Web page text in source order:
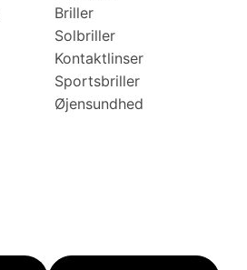
Briller
Solbriller
Kontaktlinser
Sportsbriller
Øjensundhed